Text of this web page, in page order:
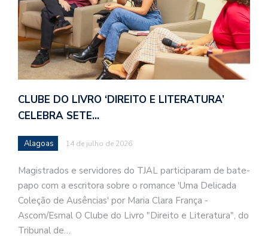
CLUBE DO LIVRO ‘DIREITO E LITERATURA’
CELEBRA SETE…
Alagoas 14 de julho de 2026
Magistrados e servidores do TJAL participaram de bate-
papo com a escritora sobre o romance 'Uma Delicada
Coleção de Ausências' por Maria Clara França -
Ascom/Esmal O Clube do Livro "Direito e Literatura", do
Tribunal de…